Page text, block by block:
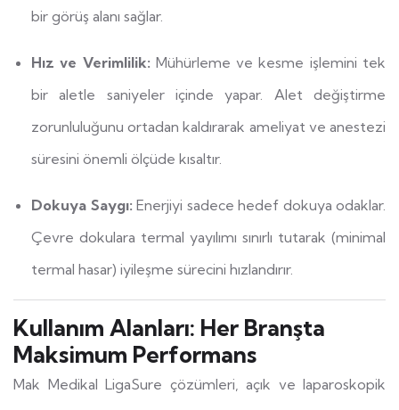
bir görüş alanı sağlar.
Hız ve Verimlilik: Mühürleme ve kesme işlemini tek
bir aletle saniyeler içinde yapar. Alet değiştirme
zorunluluğunu ortadan kaldırarak ameliyat ve anestezi
süresini önemli ölçüde kısaltır.
Dokuya Saygı: Enerjiyi sadece hedef dokuya odaklar.
Çevre dokulara termal yayılımı sınırlı tutarak (minimal
termal hasar) iyileşme sürecini hızlandırır.
Kullanım Alanları: Her Branşta
Maksimum Performans
Mak Medikal LigaSure çözümleri, açık ve laparoskopik